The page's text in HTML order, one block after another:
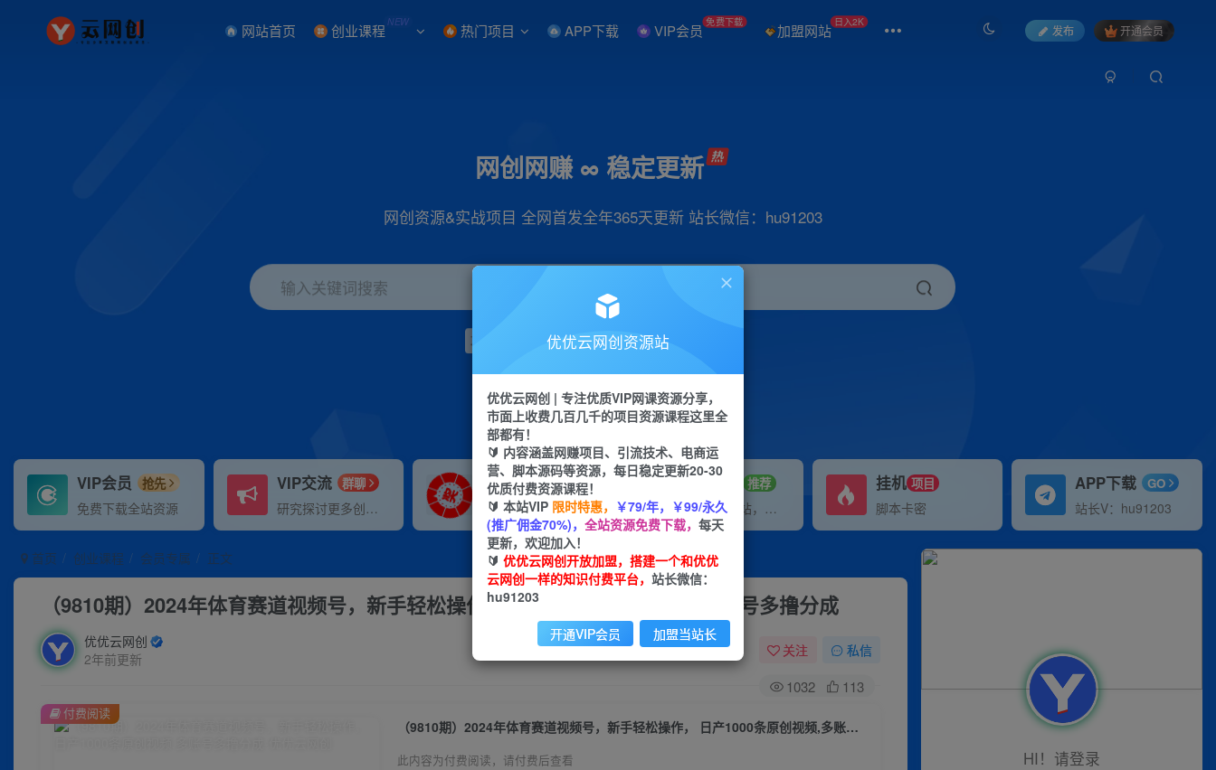
网站首页 创业课程 NEW 热门项目 APP下载 VIP会员 免费下载 加盟网站 日入2K
发布 开通会员
网创网赚 ∞ 稳定更新
网创资源&实战项目 全网首发全年365天更新 站长微信：hu91203
输入关键词搜索
项目 引流 小红书 短视频
VIP会员 抢先
免费下载全站资源
VIP交流 群聊
研究探讨更多创业项目路子。
VIP推广
70%分佣
会员专属推广链接
招募站长 推荐
搭建同款网站，自己当老板
挂机 项目
脚本卡密
APP下载 GO
站长V：hu91203
首页 创业课程 会员专属 正文
（9810期）2024年体育赛道视频号，新手轻松操作， 日产1000条原创视频,多账号多撸分成
优优云网创
2年前更新
关注 私信
1032 113
（9810期）2024年体育赛道视频号，新手轻松操作， 日产1000条原创视频,多账号多撸分成
此内容为付费阅读，请付费后查看
付费阅读
HI！请登录
优优云网创资源站
优优云网创 | 专注优质VIP网课资源分享，
市面上收费几百几千的项目资源课程这里全
部都有！
🔰 内容涵盖网赚项目、引流技术、电商运
营、脚本源码等资源，每日稳定更新20-30
优质付费资源课程！
🔰 本站VIP 限时特惠， ￥79/年，￥99/永久
(推广佣金70%)， 全站资源免费下载， 每天
更新，欢迎加入！
🔰 优优云网创开放加盟，搭建一个和优优
云网创一样的知识付费平台， 站长微信：
hu91203
开通VIP会员 加盟当站长